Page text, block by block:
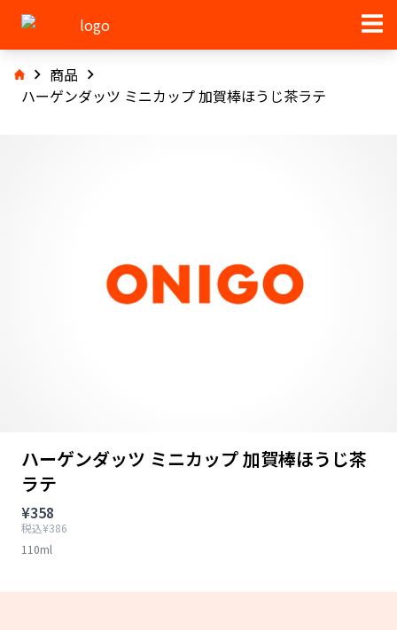
商品
ハーゲンダッツ ミニカップ 加賀棒ほうじ茶ラテ
ハーゲンダッツ ミニカップ 加賀棒ほうじ茶
ラテ
¥358
税込¥386
110ml